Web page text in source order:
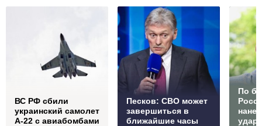
ВС РФ сбили
украинский самолет
А-22 с авиабомбами
Песков: СВО может
завершиться в
ближайшие часы
По
удар